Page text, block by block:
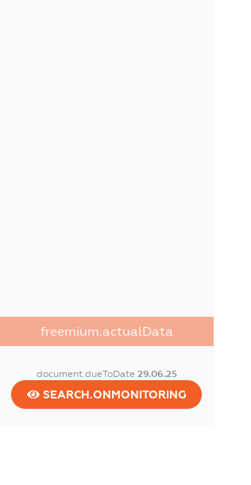
freemium.actualData
document.dueToDate 29.06.25
SEARCH.ONMONITORING